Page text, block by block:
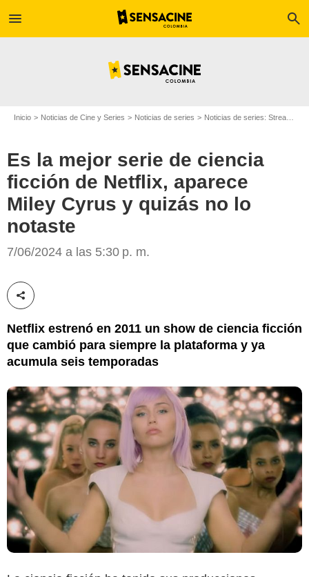
menu search
Inicio Noticias de Cine y Series Noticias de series Noticias de series: Streaming
Es la mejor serie de ciencia
ficción de Netflix, aparece
Miley Cyrus y quizás no lo
notaste
7/06/2024 a las 5:30 p. m.
Compartir esta noticia
Netflix estrenó en 2011 un show de ciencia ficción
que cambió para siempre la plataforma y ya
acumula seis temporadas